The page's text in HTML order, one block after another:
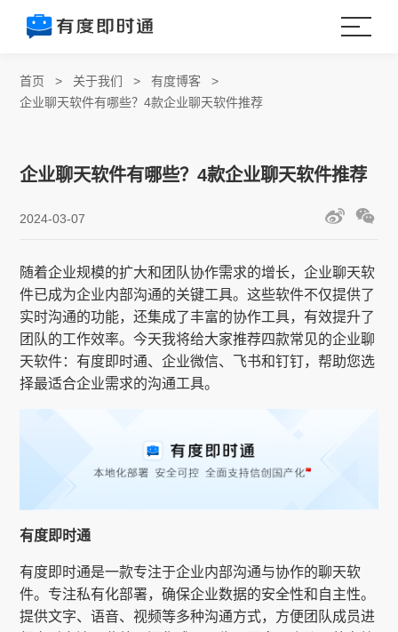
首页 > 关于我们 >有度博客 >
企业聊天软件有哪些？4款企业聊天软件推荐
企业聊天软件有哪些？4款企业聊天软件推荐
2024-03-07
随着企业规模的扩大和团队协作需求的增长，企业聊天软
件已成为企业内部沟通的关键工具。这些软件不仅提供了
实时沟通的功能，还集成了丰富的协作工具，有效提升了
团队的工作效率。今天我将给大家推荐四款常见的企业聊
天软件：有度即时通、企业微信、飞书和钉钉，帮助您选
择最适合企业需求的沟通工具。
有度即时通
有度即时通是一款专注于企业内部沟通与协作的聊天软
件。专注私有化部署，确保企业数据的安全性和自主性。
提供文字、语音、视频等多种沟通方式，方便团队成员进